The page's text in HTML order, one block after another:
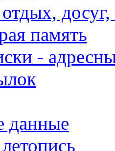
память
-
данные